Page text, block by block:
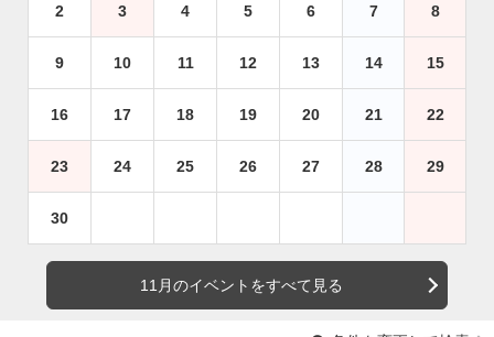
2 3 4 5 6 7 8
9 10 11 12 13 14 15
16 17 18 19 20 21 22
23 24 25 26 27 28 29
30
11月のイベントをすべて見る